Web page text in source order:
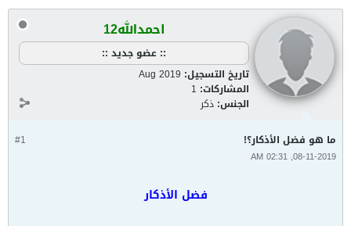
احمدالله12
:: عضو جديد ::
تاريخ التسجيل: Aug 2019
المشاركات: 1
الجنس: ذكر
#1 ما هو فضل الأذكار؟!
08-11-2019, 02:31 AM
فضل الأذكار